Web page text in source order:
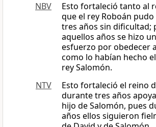
NBV
Esto fortaleció tanto al
que el rey Roboán
tres años sin dificultad;
aquellos años se hizo
esfuerzo por obedecer
como lo habían hecho
rey Salomón.
NTV
Esto fortaleció el reino
durante tres años
hijo de Salomón, pues
años ellos siguieron